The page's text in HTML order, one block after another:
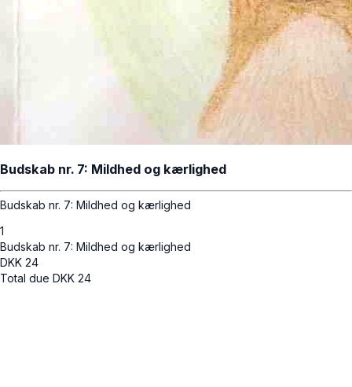
Budskab nr. 7: Mildhed og kærlighed
Budskab nr. 7: Mildhed og kærlighed
1
Budskab nr. 7: Mildhed og kærlighed
DKK 24
Total due DKK 24